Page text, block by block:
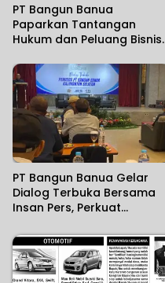
PT Bangun Banua
Paparkan Tantangan
Hukum dan Peluang Bisnis,
Aset Daerah
PT Bangun Banua Gelar
Dialog Terbuka Bersama
Insan Pers, Perkuat
Kepercayaan Publik